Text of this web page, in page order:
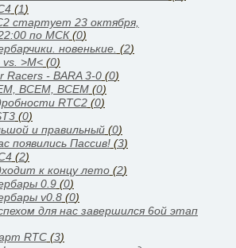
(1)
стартует 23 октября,
по МСК(0)
новенькие. (2)
vs. >M< (0)
Racers - BARA 3-0 (0)
ВСЕМ, ВСЕМ (0)
RTC2 (0)
(0)
и правильный (0)
появились Паcсив! (3)
(2)
к концу лето (2)
0.9 (0)
v0.8 (0)
для нас завершился 6ой этап
RTC (3)